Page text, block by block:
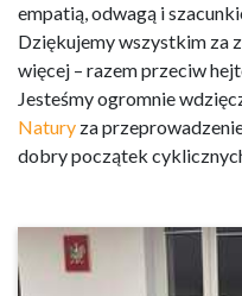
empatią, odwagą i
Dziękujemy wszystkim za
więcej – razem przeciw
Jesteśmy ogromnie
Natury za
dobry początek